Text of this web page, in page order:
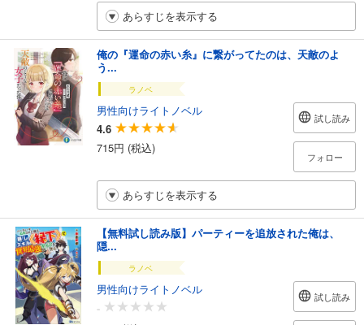
あらすじを表示する
俺の『運命の赤い糸』に繋がってたのは、天敵のよ
う...
ラノベ
男性向けライトノベル
4.6
715円 (税込)
試し読み
フォロー
あらすじを表示する
【無料試し読み版】パーティーを追放された俺は、
隠...
ラノベ
男性向けライトノベル
-
試し読み